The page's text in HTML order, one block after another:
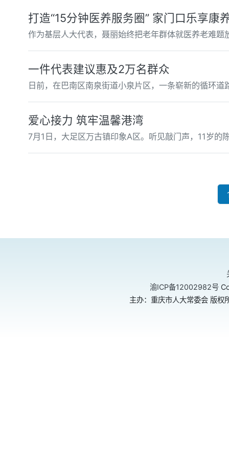
打造“15分钟医养服务圈” 家门口乐享康
作为基层人大代表，聂丽始终把老年群体就医养老难题
一件代表建议惠及2万名群众
日前，在巴南区南泉街道小泉片区，一条崭新的循环
爱心接力 筑牢温馨港湾
7月1日，大足区万古镇印象A区。听见敲门声，11岁
渝ICP备12002982号
主办：重庆市人大常委会 版